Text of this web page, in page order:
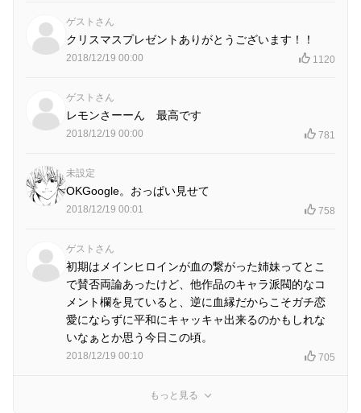
ゲストさん
クリスマスプレゼントありがとうございます！！
2018/12/19 00:00 1120
ゲストさん
レモンさーーん 最高です
2018/12/19 00:00 781
未設定
OKGoogle。おっぱい見せて
2018/12/19 00:01 758
ゲストさん
初期はメインヒロインが血の繋がった姉妹ってとこ
で賛否両論あったけど、他作品のキャラ派閥的なコ
メント欄を見ていると、逆に血縁だからこそガチ恋
愛にならずに平和にキャッキャ出来るのかもしれな
いなぁとか思う今日この頃。
2018/12/19 00:10 705
もっと見る